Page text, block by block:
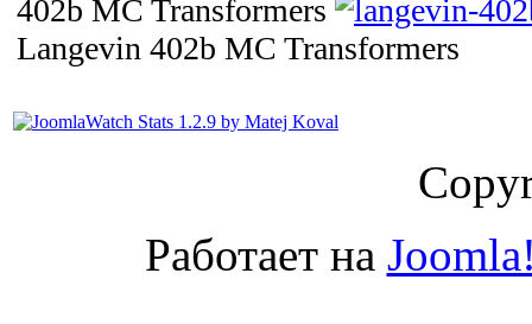
402b MC Transformers
Langevin 402b MC Transformers
Работает на